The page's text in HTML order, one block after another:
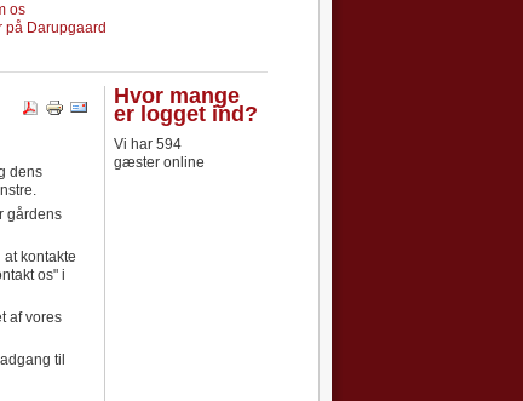
os
på Darupgaard
dens
gårdens
kontakte
os" i
af vores
til
Hvor mange
er logget ind?
Vi har 594
gæster online